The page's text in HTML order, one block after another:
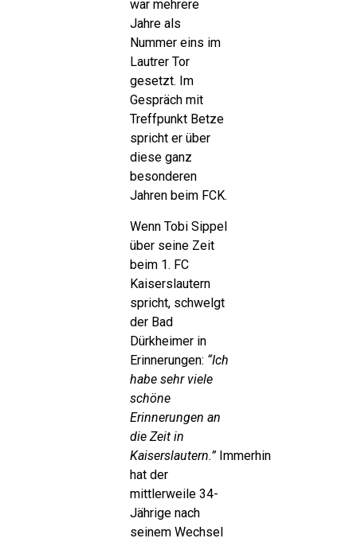
war mehrere
Jahre als
Nummer eins im
Lautrer Tor
gesetzt. Im
Gespräch mit
Treffpunkt Betze
spricht er über
diese ganz
besonderen
Jahren beim FCK.
Wenn Tobi Sippel
über seine Zeit
beim 1. FC
Kaiserslautern
spricht, schwelgt
der Bad
Dürkheimer in
Erinnerungen: “Ich
habe sehr viele
schöne
Erinnerungen an
die Zeit in
Kaiserslautern.” Immerhin
hat der
mittlerweile 34-
Jährige nach
seinem Wechsel